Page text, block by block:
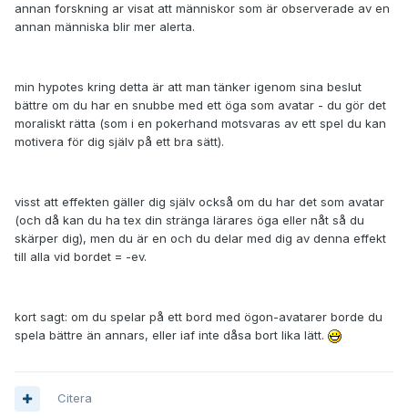
annan forskning ar visat att människor som är observerade av en
annan människa blir mer alerta.
min hypotes kring detta är att man tänker igenom sina beslut
bättre om du har en snubbe med ett öga som avatar - du gör det
moraliskt rätta (som i en pokerhand motsvaras av ett spel du kan
motivera för dig själv på ett bra sätt).
visst att effekten gäller dig själv också om du har det som avatar
(och då kan du ha tex din stränga lärares öga eller nåt så du
skärper dig), men du är en och du delar med dig av denna effekt
till alla vid bordet = -ev.
kort sagt: om du spelar på ett bord med ögon-avatarer borde du
spela bättre än annars, eller iaf inte dåsa bort lika lätt.
Citera